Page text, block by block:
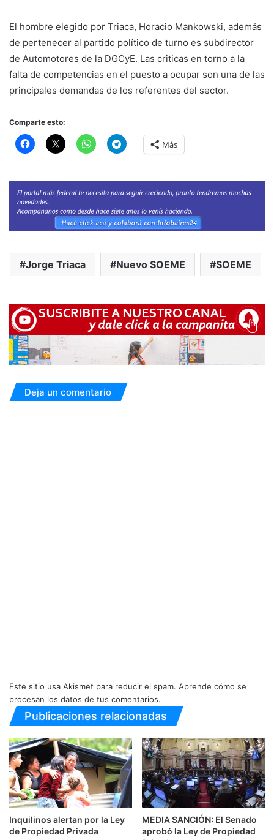
El hombre elegido por Triaca, Horacio Mankowski, además
de pertenecer al partido político de turno es subdirector
de Automotores de la DGCyE. Las criticas en torno a la
falta de competencias en el puesto a ocupar son una de las
principales demandas de los referentes del sector.
Comparte esto:
Más
Jorge Triaca Nuevo SOEME SOEME
Deja un comentario
Este sitio usa Akismet para reducir el spam. Aprende cómo se
procesan los datos de tus comentarios.
Publicaciones relacionadas
Inquilinos alertan por la Ley
de Propiedad Privada
MEDIA SANCIÓN: El Senado
aprobó la Ley de Propiedad